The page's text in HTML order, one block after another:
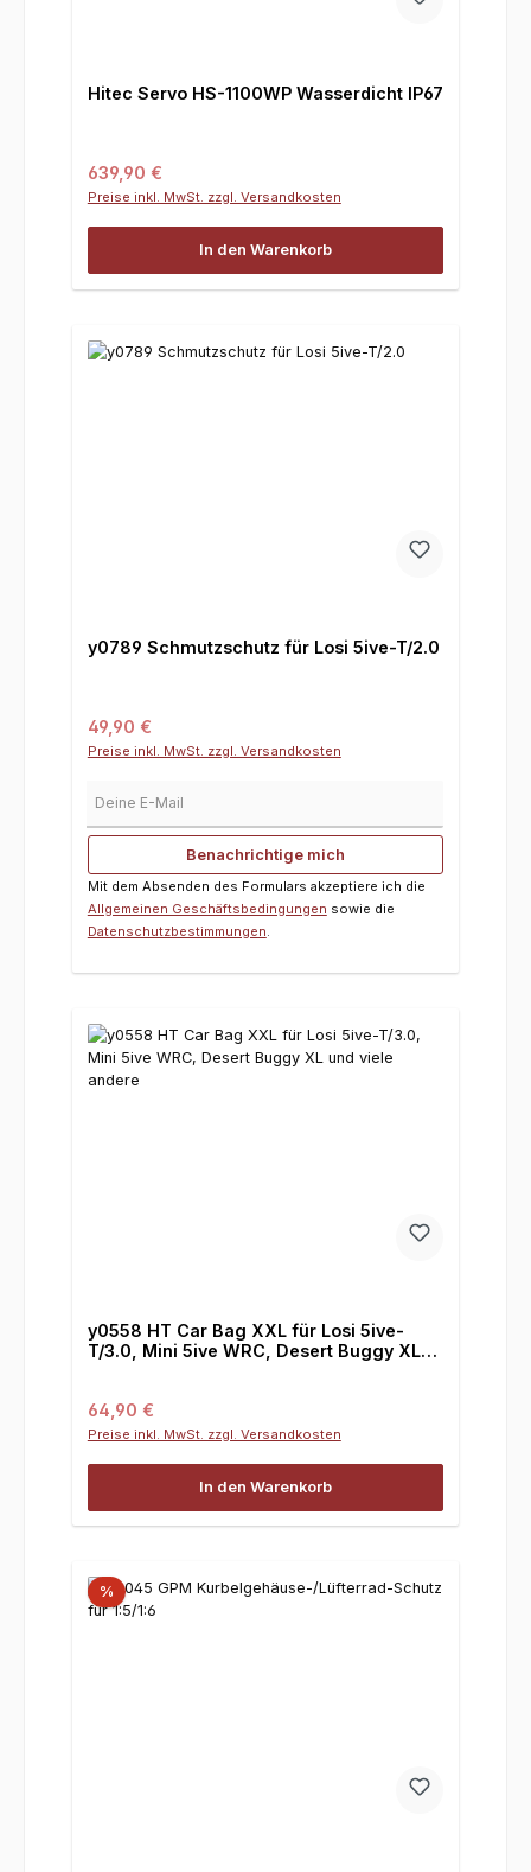
Hitec Servo HS-1100WP Wasserdicht IP67
Regulärer Preis:
639,90 €
Preise inkl. MwSt. zzgl. Versandkosten
In den Warenkorb
y0789 Schmutzschutz für Losi 5ive-T/2.0
Regulärer Preis:
49,90 €
Preise inkl. MwSt. zzgl. Versandkosten
Benachrichtige mich
Mit dem Absenden des Formulars akzeptiere ich die
Allgemeinen Geschäftsbedingungen sowie die
Datenschutzbestimmungen.
y0558 HT Car Bag XXL für Losi 5ive-
T/3.0, Mini 5ive WRC, Desert Buggy XL
Regulärer Preis:
64,90 €
Preise inkl. MwSt. zzgl. Versandkosten
In den Warenkorb
%